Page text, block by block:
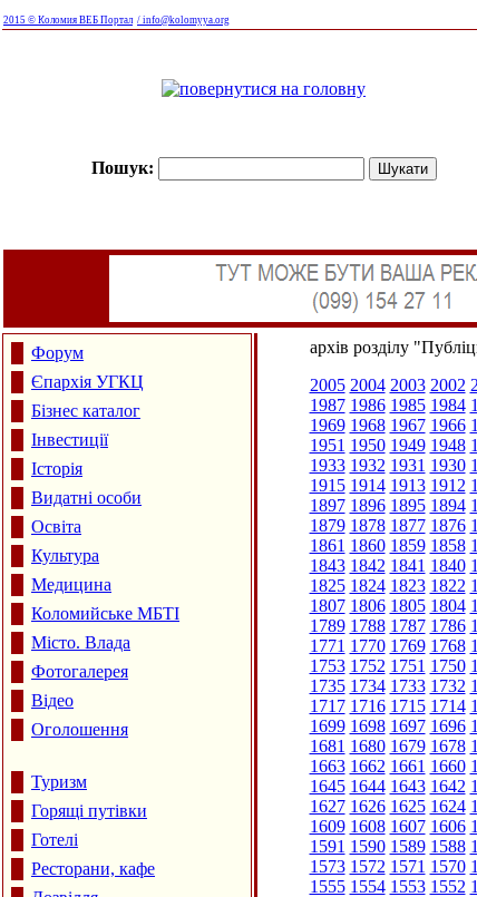
2015 © Коломия ВЕБ Портал / info@kolomyya.org
Пошук:
Форум
Єпархія УГКЦ
Бізнес каталог
Інвестиції
Історія
Видатні особи
Освіта
Культура
Медицина
Коломийське МБТІ
Місто. Влада
Фотогалерея
Відео
Оголошення
Туризм
Горящі путівки
Готелі
Ресторани, кафе
архів розділу
2005 2004 2003 2002
1987 1986 1985 1984
1969 1968 1967 1966
1951 1950 1949 1948
1933 1932 1931 1930
1915 1914 1913 1912
1897 1896 1895 1894
1879 1878 1877 1876
1861 1860 1859 1858
1843 1842 1841 1840
1825 1824 1823 1822
1807 1806 1805 1804
1789 1788 1787 1786
1771 1770 1769 1768
1753 1752 1751 1750
1735 1734 1733 1732
1717 1716 1715 1714
1699 1698 1697 1696
1681 1680 1679 1678
1663 1662 1661 1660
1645 1644 1643 1642
1627 1626 1625 1624
1609 1608 1607 1606
1591 1590 1589 1588
1573 1572 1571 1570
1555 1554 1553 1552